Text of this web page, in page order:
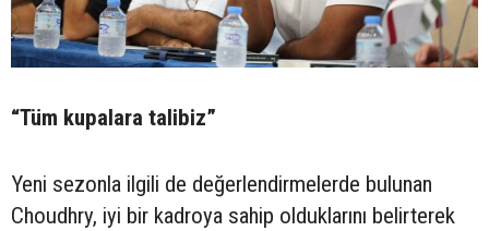
“Tüm kupalara talibiz”
Yeni sezonla ilgili de değerlendirmelerde bulunan
Choudhry, iyi bir kadroya sahip olduklarını belirterek